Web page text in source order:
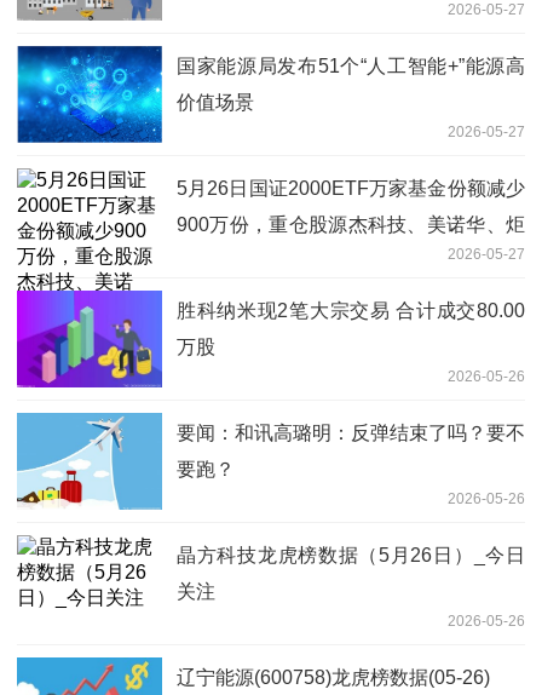
2026-05-27
国家能源局发布51个“人工智能+”能源高
价值场景
2026-05-27
5月26日国证2000ETF万家基金份额减少
900万份，重仓股源杰科技、美诺华、炬
2026-05-27
胜科纳米现2笔大宗交易 合计成交80.00
万股
2026-05-26
要闻：和讯高璐明：反弹结束了吗？要不
要跑？
2026-05-26
晶方科技龙虎榜数据（5月26日）_今日
关注
2026-05-26
辽宁能源(600758)龙虎榜数据(05-26)